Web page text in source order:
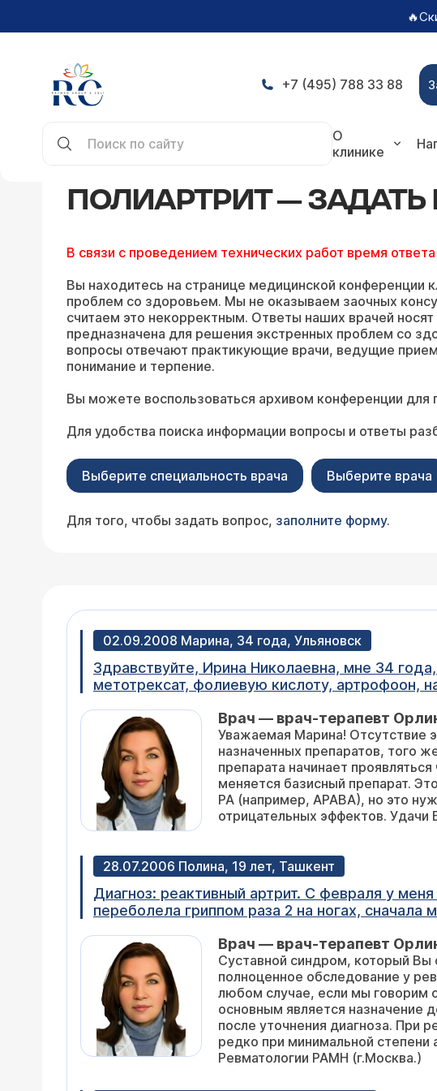
+7 (495) 788 33 88
О
клинике
ПОЛИАРТРИТ —
В связи с проведением технических работ время
Вы находитесь на странице медицинской
проблем со здоровьем. Мы не оказываем заочных
считаем это некорректным. Ответы наших врачей
предназначена для решения экстренных проблем со
вопросы отвечают практикующие врачи, ведущие
понимание и терпение.
Вы можете воспользоваться архивом конференции
Для удобства поиска информации вопросы и ответы
Выберите специальность врача Выберите врача
Для того, чтобы задать вопрос, заполните форму.
02.09.2008 Марина, 34 года, Ульяновск
Здравствуйте, Ирина Николаевна, мне 34
метотрексат, фолиевую кислоту, артрофоон,
профессиональную консультацию, заранее
Врач — врач-терапевт
Уважаемая Марина! Отсутствие
назначенных препаратов, того
препарата начинает проявляться через 2-2.5 мес. Если же
меняется базисный препарат.
РА (например, АРАВА), но это
отрицательных эффектов. Удачи
28.07.2006 Полина, 19 лет, Ташкент
Диагноз: реактивный артрит. С февраля у
переболела гриппом раза 2 на ногах,
обращаться к докторам наук в этой сфере,
поражения суставов было всё больше,они
никак! До сих пор отеки и нагрев есть,
контрактура, челюстной сустав,
Хочу спросить, можно ли пить делагил и
определили, я напугалась. Излечимо ли это
проводниками ревмотоидного-артрита?
Врач — врач-терапевт
Суставной синдром, который
полноценное обследование у
любом случае, если мы говорим
основным является назначение
после уточнения диагноза. При
редко при минимальной степени
Ревматологии РАМН (г.Москва.)